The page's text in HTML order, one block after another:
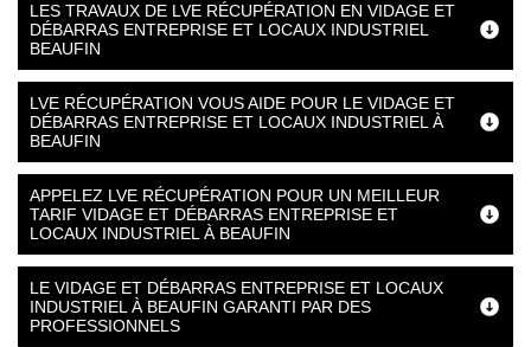
LES TRAVAUX DE LVE RÉCUPÉRATION EN VIDAGE ET
DÉBARRAS ENTREPRISE ET LOCAUX INDUSTRIEL
BEAUFIN
LVE RÉCUPÉRATION VOUS AIDE POUR LE VIDAGE ET
DÉBARRAS ENTREPRISE ET LOCAUX INDUSTRIEL À
BEAUFIN
APPELEZ LVE RÉCUPÉRATION POUR UN MEILLEUR
TARIF VIDAGE ET DÉBARRAS ENTREPRISE ET
LOCAUX INDUSTRIEL À BEAUFIN
LE VIDAGE ET DÉBARRAS ENTREPRISE ET LOCAUX
INDUSTRIEL À BEAUFIN GARANTI PAR DES
PROFESSIONNELS